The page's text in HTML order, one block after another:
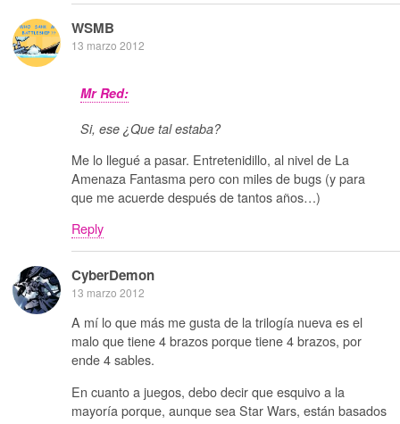
WSMB
13 marzo 2012
Mr Red:
Si, ese ¿Que tal estaba?
Me lo llegué a pasar. Entretenidillo, al nivel de La
Amenaza Fantasma pero con miles de bugs (y para
que me acuerde después de tantos años…)
Reply
CyberDemon
13 marzo 2012
A mí lo que más me gusta de la trilogía nueva es el
malo que tiene 4 brazos porque tiene 4 brazos, por
ende 4 sables.
En cuanto a juegos, debo decir que esquivo a la
mayoría porque, aunque sea Star Wars, están basados